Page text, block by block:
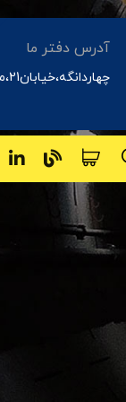
آدرس دفتر ما
چهاردانگه،خیابان21،مجتمع تجارت شمالی،واحد31اداری